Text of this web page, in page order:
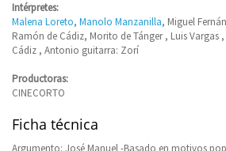
Intérpretes:
Malena Loreto, Manolo Manzanilla, Miguel
Ramón de Cádiz, Morito de Tánger , Luis Vargas
Cádiz , Antonio guitarra: Zorí
Productoras:
CINECORTO
Ficha técnica
Argumento: José Manuel -Basado en motivos